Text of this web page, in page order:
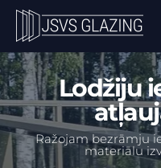
Lodžiju
Ražojam bezrāmju
materiālu